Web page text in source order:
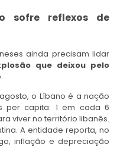
sofre reflexos de
ainda precisam lidar
que deixou pelo
o Líbano é a nação
per capita: 1 em cada 6
viver no território libanês.
A entidade reporta, no
inflação e depreciação